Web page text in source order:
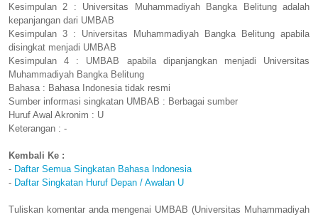
Kesimpulan 2 : Universitas Muhammadiyah Bangka Belitung adalah
kepanjangan dari UMBAB
Kesimpulan 3 : Universitas Muhammadiyah Bangka Belitung apabila
disingkat menjadi UMBAB
Kesimpulan 4 : UMBAB apabila dipanjangkan menjadi Universitas
Muhammadiyah Bangka Belitung
Bahasa : Bahasa Indonesia tidak resmi
Sumber informasi singkatan UMBAB : Berbagai sumber
Huruf Awal Akronim : U
Keterangan : -
Kembali Ke :
- Daftar Semua Singkatan Bahasa Indonesia
- Daftar Singkatan Huruf Depan / Awalan U
Tuliskan komentar anda mengenai UMBAB (Universitas Muhammadiyah